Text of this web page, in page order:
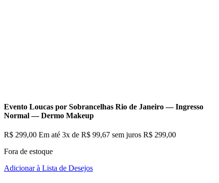
Evento Loucas por Sobrancelhas Rio de Janeiro — Ingresso
Normal — Dermo Makeup
R$ 299,00 Em até 3x de R$ 99,67 sem juros R$ 299,00
Fora de estoque
Adicionar à Lista de Desejos